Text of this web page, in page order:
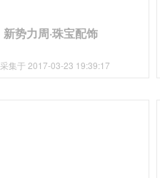
新势力周·珠宝配饰
采集于 2017-03-23 19:39:17